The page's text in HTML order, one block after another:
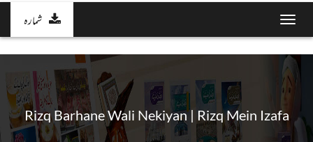
شمارہ
Rizq Barhane Wali Nekiyan | Rizq Mein Izafa